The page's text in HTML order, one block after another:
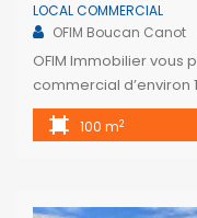
LOCAL COMMERCIAL
OFIM Boucan Canot
OFIM Immobilier vous
commercial d’environ
immédiate du front de
dynamique et
Grâce à sa
100 m2